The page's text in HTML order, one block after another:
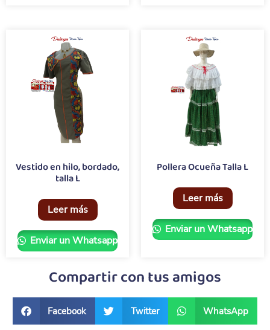
Vestido en hilo, bordado,
talla L
Leer más
Enviar un Whatsapp
Pollera Ocueña Talla L
Leer más
Enviar un Whatsapp
Compartir con tus amigos
Facebook Twitter WhatsApp